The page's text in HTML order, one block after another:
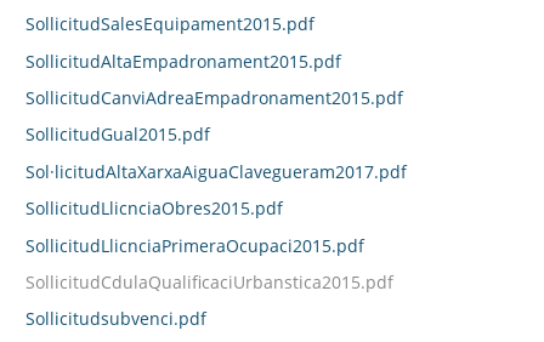
SollicitudSalesEquipament2015.pdf
SollicitudAltaEmpadronament2015.pdf
SollicitudCanviAdreaEmpadronament2015.pdf
SollicitudGual2015.pdf
Sol·licitudAltaXarxaAiguaClavegueram2017.pdf
SollicitudLlicnciaObres2015.pdf
SollicitudLlicnciaPrimeraOcupaci2015.pdf
SollicitudCdulaQualificaciUrbanstica2015.pdf
Sollicitudsubvenci.pdf